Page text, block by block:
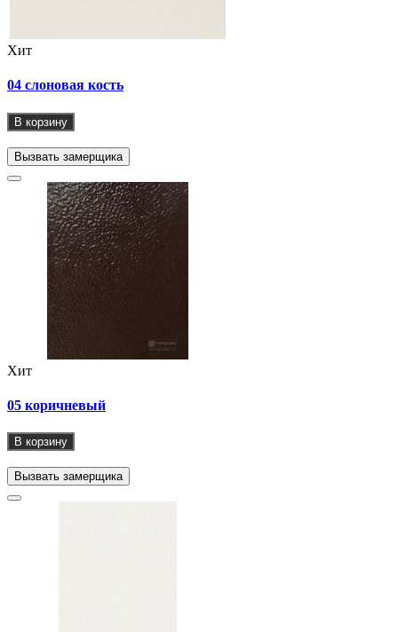
Хит
04 слоновая кость
В корзину
Вызвать замерщика
Хит
05 коричневый
В корзину
Вызвать замерщика